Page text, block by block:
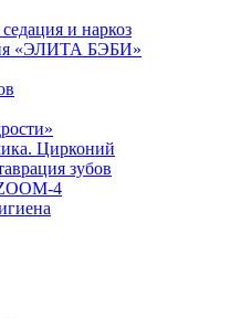
и наркоз
«ЭЛИТА БЭБИ»
Цирконий
зубов
4